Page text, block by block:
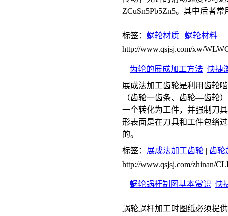
ZCuSn5Pb5Zn5。其中后者
标签： 蜗轮材质 | 蜗轮材料
http://www.qsjsj.com/xw/
齿轮的展成加工方法 快捷
展成法加工齿轮是利用齿轮
（齿轮一齿条、齿轮—齿轮
一个转化为工件，并强制刀
形表面是在刀具和工件包络
的。
标签： 展成法加工齿轮 | 齿轮
http://www.qsjsj.com/zhinan/
蜗轮蜗杆制图基本赏识 快
蜗轮蜗杆加工时图纸必须提